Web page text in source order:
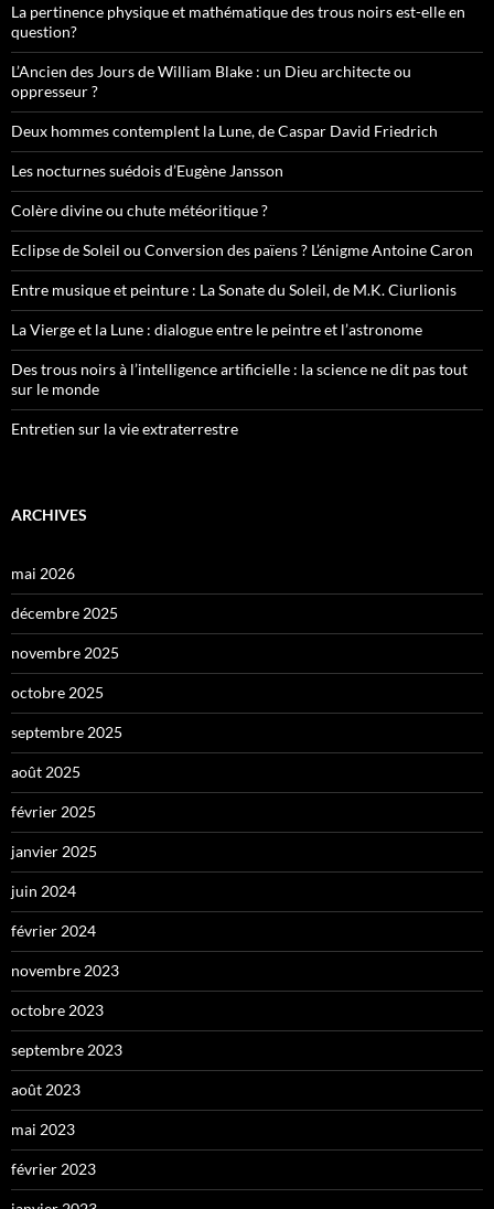
La pertinence physique et mathématique des trous noirs est-elle en
question?
L’Ancien des Jours de William Blake : un Dieu architecte ou
oppresseur ?
Deux hommes contemplent la Lune, de Caspar David Friedrich
Les nocturnes suédois d’Eugène Jansson
Colère divine ou chute météoritique ?
Eclipse de Soleil ou Conversion des païens ? L’énigme Antoine Caron
Entre musique et peinture : La Sonate du Soleil, de M.K. Ciurlionis
La Vierge et la Lune : dialogue entre le peintre et l’astronome
Des trous noirs à l’intelligence artificielle : la science ne dit pas tout
sur le monde
Entretien sur la vie extraterrestre
ARCHIVES
mai 2026
décembre 2025
novembre 2025
octobre 2025
septembre 2025
août 2025
février 2025
janvier 2025
juin 2024
février 2024
novembre 2023
octobre 2023
septembre 2023
août 2023
mai 2023
février 2023